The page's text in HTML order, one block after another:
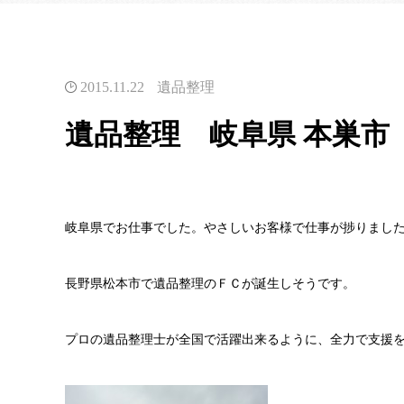
2015.11.22 遺品整理
遺品整理 岐阜県 本巣市
岐阜県でお仕事でした。やさしいお客様で仕事が捗りました
長野県松本市で遺品整理のＦＣが誕生しそうです。
プロの遺品整理士が全国で活躍出来るように、全力で支援